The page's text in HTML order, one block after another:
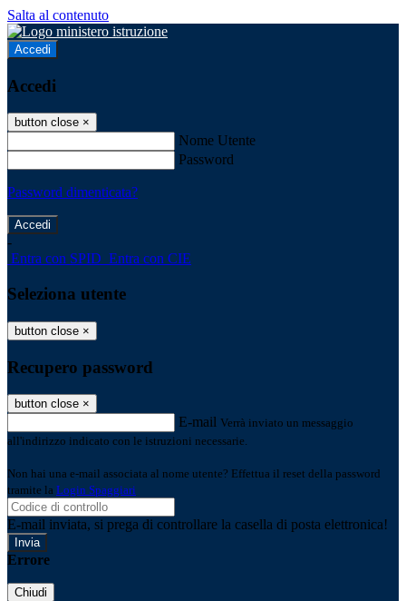
Salta al contenuto
Accedi
Accedi
button close ×
Nome Utente
Password
Password dimenticata?
-
Entra con SPID Entra con CIE
Seleziona utente
button close ×
Recupero password
button close ×
E-mail Verrà inviato un messaggio
all'indirizzo indicato con le istruzioni necessarie.
Non hai una e-mail associata al nome utente? Effettua il reset della password
tramite la Login Spaggiari
E-mail inviata, si prega di controllare la casella di posta elettronica!
Errore
Chiudi